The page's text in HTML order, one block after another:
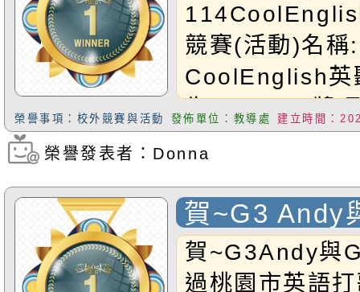
競賽(活動)名
CoolEnglish英
生:G3Andy獎
恭禧Andy同學!
榮譽事項：校外競賽與活動 發佈單位：教導處 建立時間：
瀏覽次數：255
榮譽發表者：Donna
賀~G3 Andy
Violet通過桃
打歌與閱讀
賀~G3Andy與
過桃園市英語